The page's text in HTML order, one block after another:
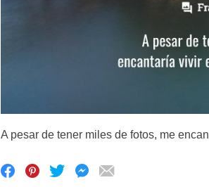
A pesar de tener miles de fotos, me